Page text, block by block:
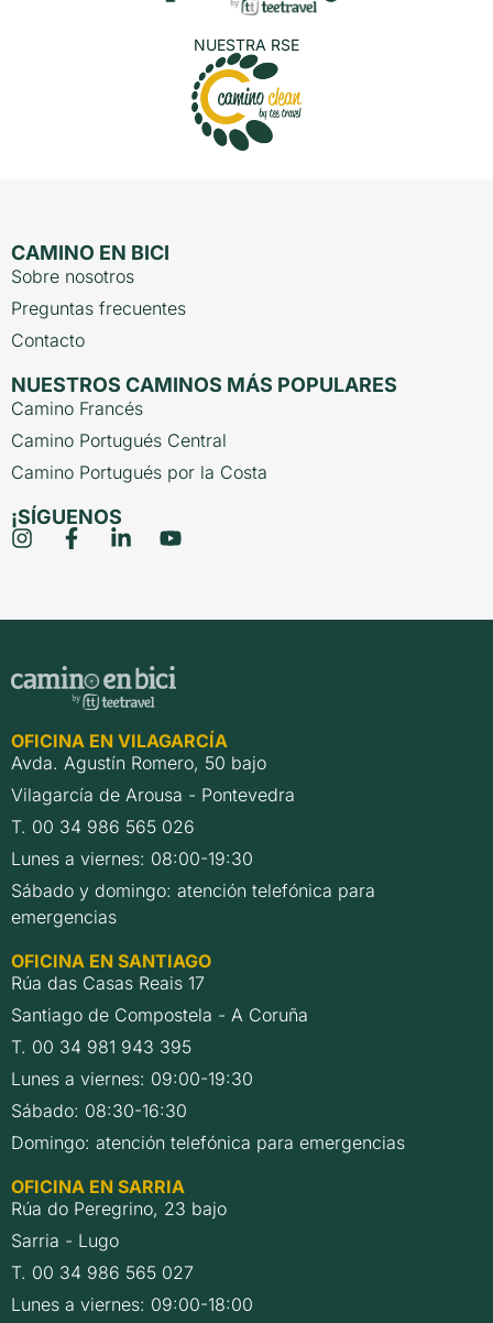
NUESTRA RSE
CAMINO EN BICI
Sobre nosotros
Preguntas frecuentes
Contacto
NUESTROS CAMINOS MÁS POPULARES
Camino Francés
Camino Portugués Central
Camino Portugués por la Costa
¡SÍGUENOS
OFICINA EN VILAGARCÍA
Avda. Agustín Romero, 50 bajo
Vilagarcía de Arousa - Pontevedra
T. 00 34 986 565 026
Lunes a viernes: 08:00-19:30
Sábado y domingo: atención telefónica para
emergencias
OFICINA EN SANTIAGO
Rúa das Casas Reais 17
Santiago de Compostela - A Coruña
T. 00 34 981 943 395
Lunes a viernes: 09:00-19:30
Sábado: 08:30-16:30
Domingo: atención telefónica para emergencias
OFICINA EN SARRIA
Rúa do Peregrino, 23 bajo
Sarria - Lugo
T. 00 34 986 565 027
Lunes a viernes: 09:00-18:00